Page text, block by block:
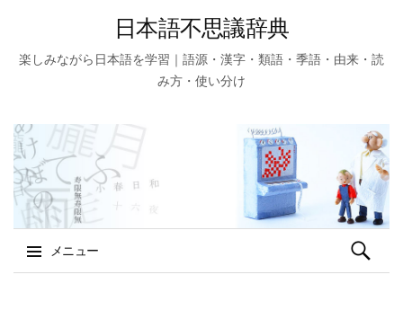
日本語不思議辞典
楽しみながら日本語を学習｜語源・漢字・類語・季語・由来・読
み方・使い分け
メニュー
検
索: